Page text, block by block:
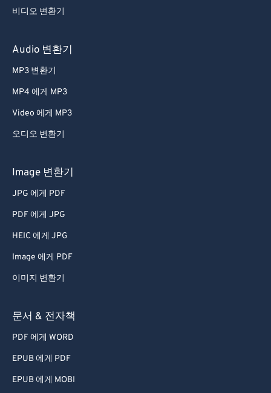
비디오 변환기
Audio 변환기
MP3 변환기
MP4 에게 MP3
Video 에게 MP3
오디오 변환기
Image 변환기
JPG 에게 PDF
PDF 에게 JPG
HEIC 에게 JPG
Image 에게 PDF
이미지 변환기
문서 & 전자책
PDF 에게 WORD
EPUB 에게 PDF
EPUB 에게 MOBI